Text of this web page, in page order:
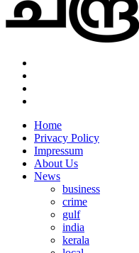
Home
Privacy Policy
Impressum
About Us
News
business
crime
gulf
india
kerala